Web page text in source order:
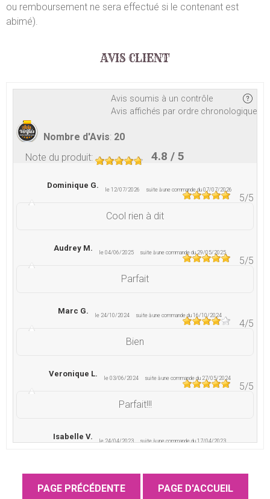
ou remboursement ne sera effectué si le contenant est
abimé).
AVIS CLIENT
Avis soumis à un contrôle
Avis affichés par ordre chronologique
Nombre d'Avis: 20
Note du produit: 4.8 / 5
Dominique G. le 12/07/2026 suite à une commande du 07/07/2026
5/5
Cool rien à dit
Audrey M. le 04/06/2025 suite à une commande du 29/05/2025
5/5
Parfait
Marc G. le 24/10/2024 suite à une commande du 16/10/2024
4/5
Bien
Veronique L. le 03/06/2024 suite à une commande du 27/05/2024
5/5
Parfait!!!
Isabelle V. le 24/04/2023 suite à une commande du 17/04/2023